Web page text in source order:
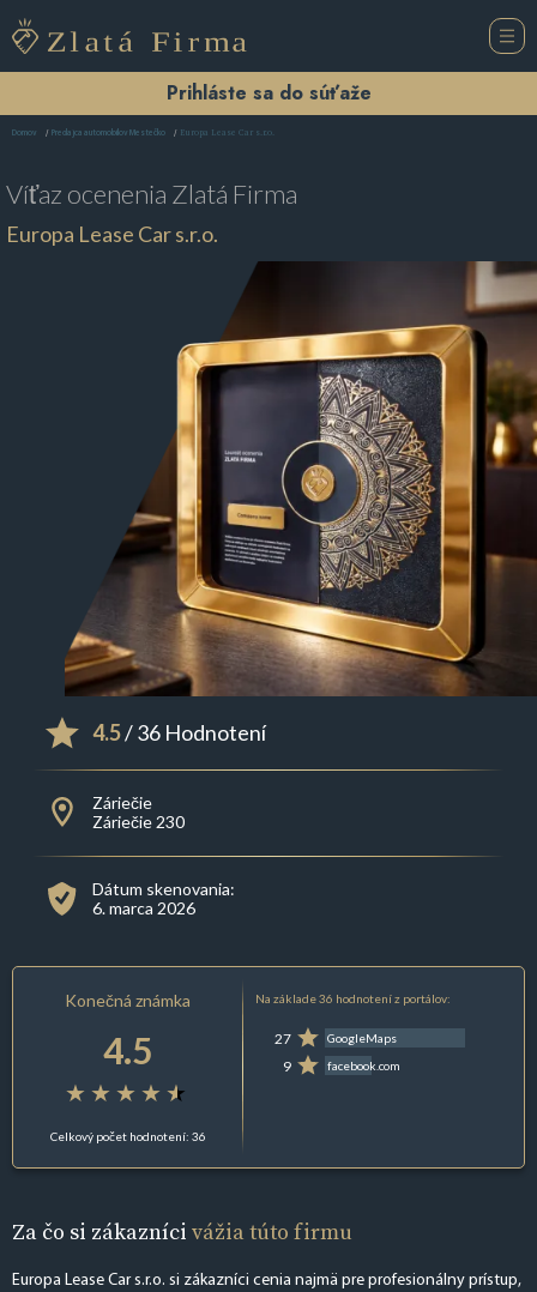
Prihláste sa do súťaže
Domov Predajca automobilov Mestečko Europa Lease Car s.r.o.
Víťaz ocenenia Zlatá Firma
Europa Lease Car s.r.o.
4.5/ 36 Hodnotení
Záriečie
Záriečie 230
Dátum skenovania:
6. marca 2026
Konečná známka
4.5
Celkový počet hodnotení: 36
Na základe 36 hodnotení z portálov:
27 GoogleMaps
9 facebook.com
Za čo si zákazníci vážia túto firmu
Europa Lease Car s.r.o. si zákazníci cenia najmä pre profesionálny prístup,